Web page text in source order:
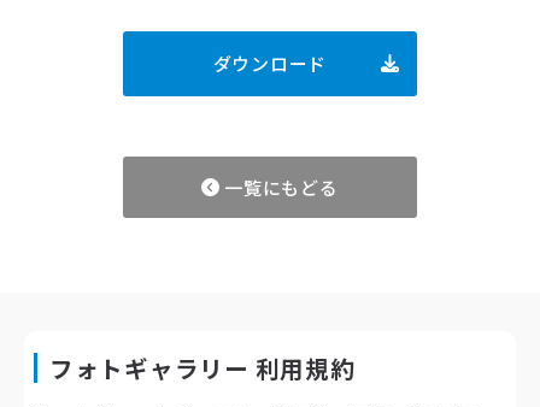
ダウンロード
一覧にもどる
フォトギャラリー 利用規約